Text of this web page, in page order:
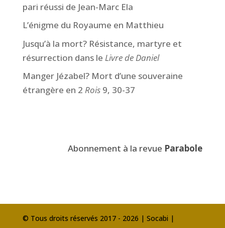
pari réussi de Jean-Marc Ela
L’énigme du Royaume en Matthieu
Jusqu’à la mort? Résistance, martyre et
résurrection dans le Livre de Daniel
Manger Jézabel? Mort d’une souveraine
étrangère en 2 Rois9, 30-37
Abonnement à la revue Parabole
© Tous droits réservés 2017 - 2026 | Socabi |